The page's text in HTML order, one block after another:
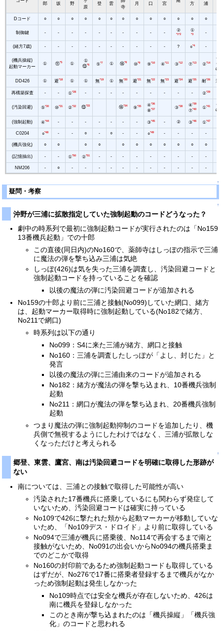
郎
坂
野
原
登
雲
寺
月
口
宮
方
浦
Dコード ○ ○ ○ ○ ○ ○ ○ ○ ○ ○ ○ ○ ○
制御鍵 - - - - - - - - - - ②
*1*2
①
*3 -
(緒方7歳) - - - - - - - - - - ？ ○*4 -
(機兵操縦)
起動マーカー
① ⑪*5 ①
①
⑬*6 ⑤*7 ① ⑭*8 ⑩*9 ⑨*10 ④*11 ③*12 ⑦*13 ②*14
⑥
⑧
⑫
DD426 ① 避*18 ① ① 無*19 ① 無*20 避*21 無*22 無*23 避*24 避*25 耐*26 避
再構築探査 - - ①*28 - - - - - - - - - ②*29
(汚染回避) ⑤*30 ⑩*31 ②*32 ⑬*33 ⑭*34 ⑨*35 ④*36
⑧*37 ③*38 ④*39
⑦*40 ①*41 ⑥
⑪
(強制起動) ④*44 - - - - - - - ③*45 - ② ③*46 ①*47
C0204 ○*48 - - ○ - ○ - - ○*49 - - - -
(機兵強化) ○ ○ ○ ○ ○ ○ ○ ○ ○ ○ ○
(記憶抽出) - - ①*50 ②*51 - - - - - - - - -
NM206 - ○ - - - - - - - - - - -
↑
疑問・考察
↑
沖野が三浦に拡散指定していた強制起動のコードどうなった？
劇中の時系列で最初に強制起動コードが実行されたのは「No159
13番機兵起動」での十郎
この直後(同日内)のNo160で、薬師寺はしっぽの指示で三浦
に魔法の弾を撃ち込み三浦は気絶
しっぽ(426)は気を失った三浦を調査し、汚染回避コードと
強制起動コードを持っていることを確認
以後の魔法の弾に汚染回避コードが追加される
No159の十郎より前に三浦と接触(No099)していた網口、緒方
は、起動マーカー取得時に強制起動している(No182で緒方、
No211で網口)
時系列は以下の通り
No099：S4に来た三浦が緒方、網口と接触
No160：三浦を調査したしっぽが「よし、封じた」と
発言
以後の魔法の弾に三浦由来のコードが追加される
No182：緒方が魔法の弾を撃ち込まれ、10番機兵強制
起動
No211：網口が魔法の弾を撃ち込まれ、20番機兵強制
起動
つまり魔法の弾に強制起動抑制のコードを追加したり、機
兵側で無視するようにしたわけではなく、三浦が拡散しな
くなっただけと考えられる
↑
郷登、東雲、鷹宮、南は汚染回避コードを明確に取得した形跡が
ない
南については、三浦との接触で取得した可能性が高い
汚染された17番機兵に搭乗しているにも関わらず発症して
いないため、汚染回避コードは確実に持っている
No109で426に撃たれた頬から起動マーカーが移動していな
いため、「No109デス・ドロイド」より前に取得している
No094で三浦が機兵に搭乗後、No114で再会するまで南と
接触がないため、No091の出会いからNo094の機兵搭乗ま
でのどこかで取得
No160の封印前であるため強制起動コードも取得している
はずだが、No276で17番に搭乗者登録するまで機兵がなか
っため強制起動は発生しなかった
No109時点では安全な機兵が存在しないため、426は
南に機兵を登録しなかった
このとき南が撃ち込まれたのは「機兵操縦」「機兵強
化」のコードと思われる